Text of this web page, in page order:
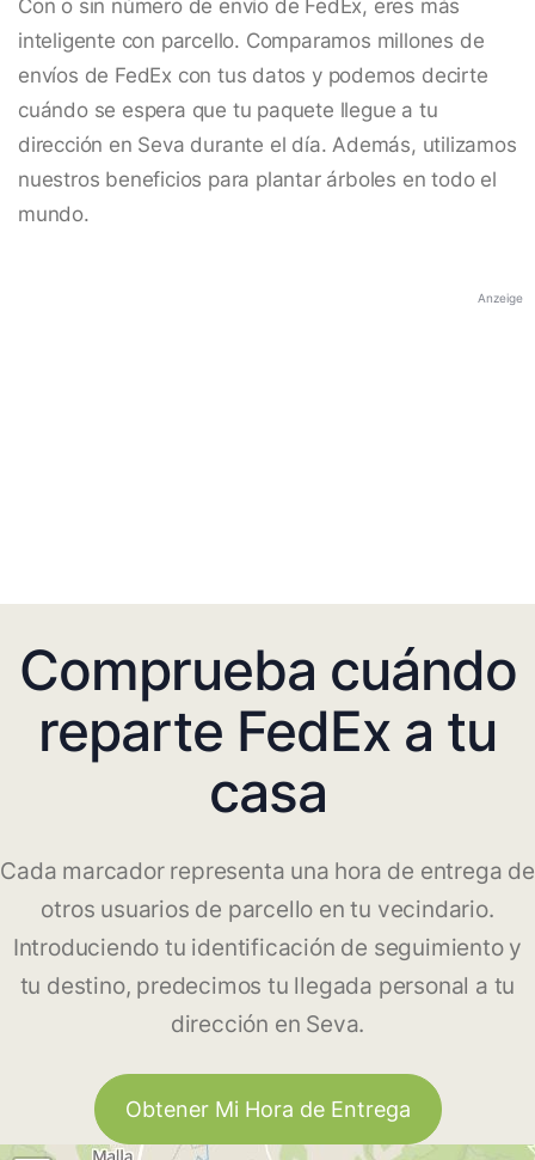
Con o sin número de envío de FedEx, eres más
inteligente con parcello. Comparamos millones de
envíos de FedEx con tus datos y podemos decirte
cuándo se espera que tu paquete llegue a tu
dirección en Seva durante el día. Además, utilizamos
nuestros beneficios para plantar árboles en todo el
mundo.
Anzeige
Comprueba cuándo
reparte FedEx a tu
casa
Cada marcador representa una hora de entrega de
otros usuarios de parcello en tu vecindario.
Introduciendo tu identificación de seguimiento y
tu destino, predecimos tu llegada personal a tu
dirección en Seva.
Obtener Mi Hora de Entrega